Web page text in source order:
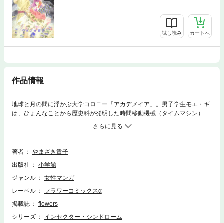
試し読み カートへ
作品情報
地球と月の間に浮かぶ大学コロニー「アカデメイア」。男子学生モエ・ギ
は、ひょんなことから歴史科が発明した時間移動機械（タイムマシン）
「ムシ」で、1000年以上前の平安時代に送られてしまう。変わり者の姫
君・蘇芳（すおう）に助けられ、王朝絵巻のような暮らしにもなじんでい
くが…。表題作ほか、6500万年前に飛ばされた恋人を追う『GONDWANA
（ゴンドワナ）』、15世紀のバラ戦争を舞台にした『マリー・ブランシェ
著者
やまざき貴子
出版社
小学館
ジャンル
女性マンガ
レーベル
フラワーコミックスα
掲載誌
flowers
シリーズ
インセクター・シンドローム